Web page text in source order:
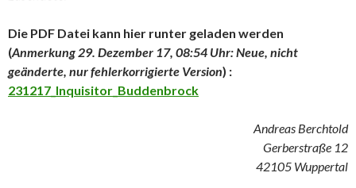
Die PDF Datei kann hier runter geladen werden
(Anmerkung 29. Dezember 17, 08:54 Uhr: Neue, nicht
geänderte, nur fehlerkorrigierte Version) :
231217_Inquisitor_Buddenbrock
Andreas Berchtold
Gerberstraße 12
42105 Wuppertal